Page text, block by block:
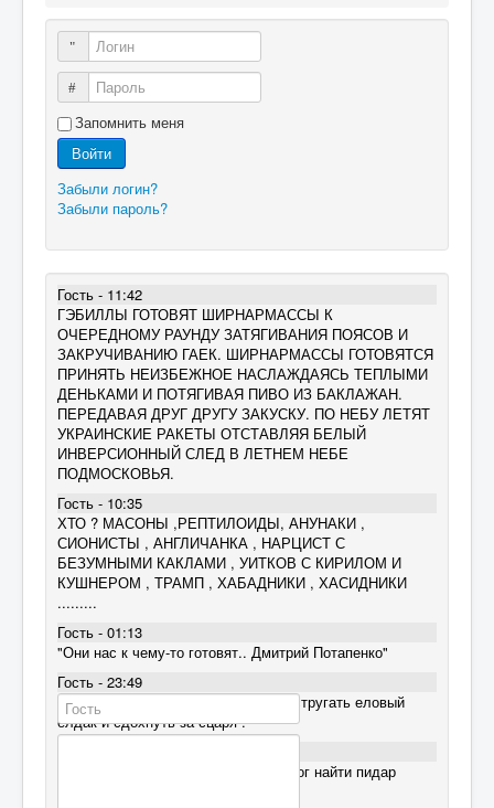
Логин
Пароль
Запомнить меня
Войти
Забыли логин?
Забыли пароль?
Гость - 11:42
ГЭБИЛЛЫ ГОТОВЯТ ШИРНАРМАССЫ К
ОЧЕРЕДНОМУ РАУНДУ ЗАТЯГИВАНИЯ ПОЯСОВ И
ЗАКРУЧИВАНИЮ ГАЕК. ШИРНАРМАССЫ ГОТОВЯТСЯ
ПРИНЯТЬ НЕИЗБЕЖНОЕ НАСЛАЖДАЯСЬ ТЕПЛЫМИ
ДЕНЬКАМИ И ПОТЯГИВАЯ ПИВО ИЗ БАКЛАЖАН.
ПЕРЕДАВАЯ ДРУГ ДРУГУ ЗАКУСКУ. ПО НЕБУ ЛЕТЯТ
УКРАИНСКИЕ РАКЕТЫ ОТСТАВЛЯЯ БЕЛЫЙ
ИНВЕРСИОННЫЙ СЛЕД В ЛЕТНЕМ НЕБЕ
ПОДМОСКОВЬЯ.
Гость - 10:35
ХТО ? МАСОНЫ ,РЕПТИЛОИДЫ, АНУНАКИ ,
СИОНИСТЫ , АНГЛИЧАНКА , НАРЦИСТ С
БЕЗУМНЫМИ КАКЛАМИ , УИТКОВ С КИРИЛОМ И
КУШНЕРОМ , ТРАМП , ХАБАДНИКИ , ХАСИДНИКИ
.........
Гость - 01:13
"Они нас к чему-то готовят.. Дмитрий Потапенко"
Гость - 23:49
скрепец должен сплести лапти ,выстругать еловый
елдак и сдохнуть за сцаря .
Еловый Елдак ™ это лучшее что мог найти пидар